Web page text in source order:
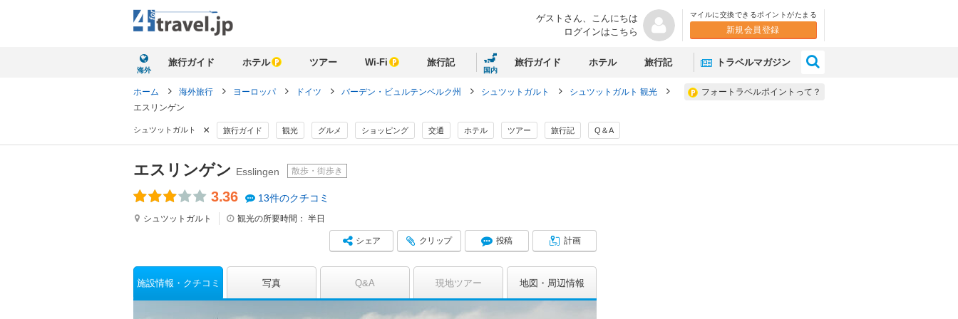
ゲストさん、 こんにちは
ログインはこちら
マイルに交換できるポイントがたまる
新規会員登録
海外
旅行ガイド ホテル ツアー Wi-Fi 旅行記
国内
旅行ガイド ホテル 旅行記 トラベルマガジン
フォートラベルポイントって？
ホーム 海外旅行 ヨーロッパ ドイツ バーデン・ビュルテンベルク州 シュツットガルト
シュツットガルト 観光
エスリンゲン
シュツットガルト × 旅行ガイド 観光 グルメ ショッピング 交通 ホテル ツアー 旅行記 Q＆A
エスリンゲン Esslingen 散歩・街歩き
3.36 13件のクチコミ
シュツットガルト 観光の所要時間： 半日
シェア クリップ 投稿 計画
施設情報 クチコミ 写真 Q&A 現地ツアー 地図 周辺情報